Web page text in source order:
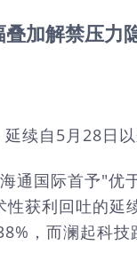
加解禁压力
续自5月28日以
通国际首予"
获利回吐的
，而澜起科技